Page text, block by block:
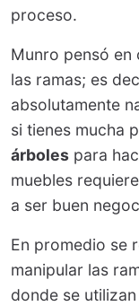
proceso.
Munro pensó en
las ramas; es
absolutamente
si tienes mucha
árboles para
muebles
a ser buen
En promedio se
manipular las
donde se